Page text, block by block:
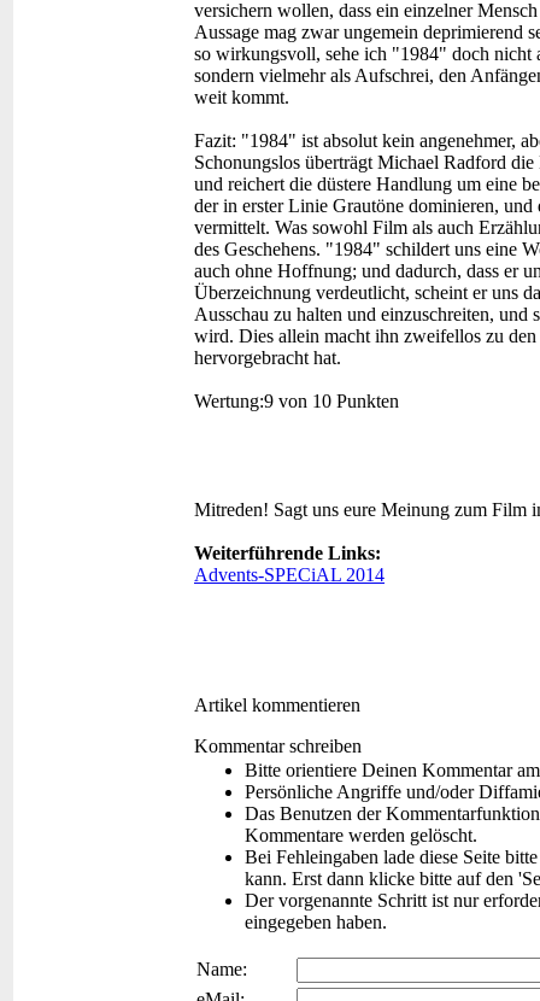
versichern wollen, dass ein einzelner
Aussage mag zwar ungemein deprimierend
so wirkungsvoll, sehe ich "1984" doch nicht
sondern vielmehr als Aufschrei, den
weit kommt.
Fazit: "1984" ist absolut kein angenehmer,
Schonungslos überträgt Michael Radford
und reichert die düstere Handlung um eine
der in erster Linie Grautöne dominieren,
vermittelt. Was sowohl Film als auch
des Geschehens. "1984" schildert uns eine
auch ohne Hoffnung; und dadurch, dass er
Überzeichnung verdeutlicht, scheint er uns
Ausschau zu halten und einzuschreiten,
wird. Dies allein macht ihn zweifellos zu
hervorgebracht hat.
Wertung:9 von 10 Punkten
Mitreden! Sagt uns eure Meinung zum Film
Weiterführende Links:
Advents-SPECiAL 2014
Artikel kommentieren
Kommentar schreiben
Bitte orientiere Deinen Kommentar
Persönliche Angriffe und/oder
Das Benutzen der
Kommentare werden gelöscht.
Bei Fehleingaben lade diese Seite
kann. Erst dann klicke bitte auf den
Der vorgenannte Schritt ist nur
eingegeben haben.
Name: